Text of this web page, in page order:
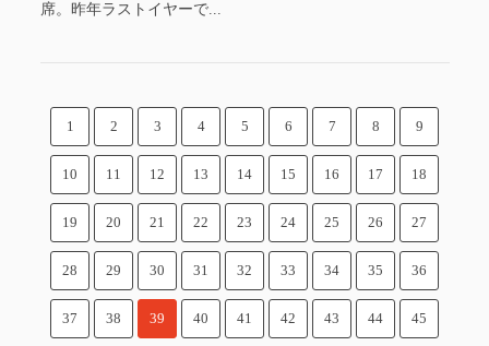
席。昨年ラストイヤーで...
1 2 3 4 5 6 7 8 9
10 11 12 13 14 15 16 17 18
19 20 21 22 23 24 25 26 27
28 29 30 31 32 33 34 35 36
37 38 39 40 41 42 43 44 45